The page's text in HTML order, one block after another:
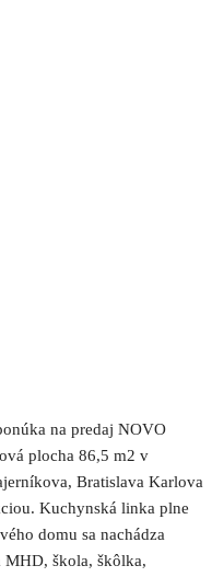
na predaj NOVO
plocha 86,5 m2 v
Bratislava Karlova
Kuchynská linka plne
domu sa nachádza
MHD, škola, škôlka,